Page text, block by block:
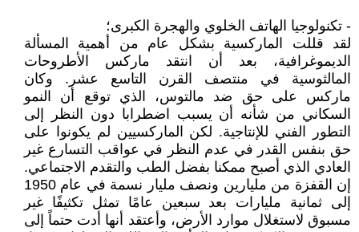
- تكنولوجيا الهاتف الخلوي والهجرة الكبرى؛
لقد قللت الماركسية بشكل عام من أهمية المسألة
الديموغرافية، بعد أن انتقد ماركس الأطروحات
المالثوسية في منتصف القرن التاسع عشر. وكان
ماركس على حق ضد مالتوس، الذي توقع أن النمو
السكاني من شأنه أن يسبب اضطرابا دون النظر إلى
التطور الفني للإنتاجية. لكن الماركسيين لم يكونوا على
حق بنفس القدر في عدم النظر في عواقب التسارع غير
العادي الذي أصبح ممكنا بفضل الطب والتقدم الاجتماعي.
إن القفزة من مليارين ونصف مليار نسمة في عام 1950
إلى ثمانية مليارات بعد سبعين عامًا تمثل تكثيفًا غير
مسبوق لاستغلال موارد الأرض، وأعتقد أنها أدت حتماً إلى